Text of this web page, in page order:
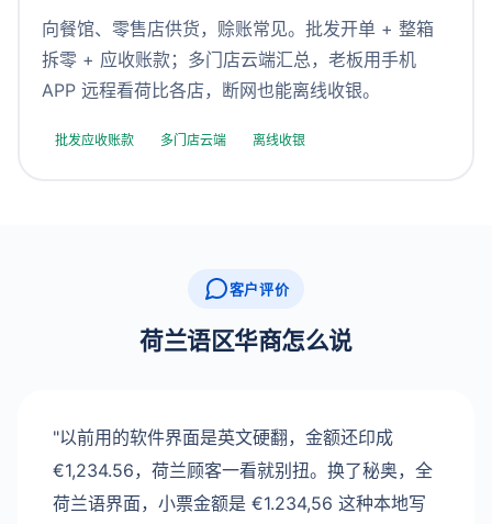
向餐馆、零售店供货，赊账常见。批发开单 + 整箱
拆零 + 应收账款；多门店云端汇总，老板用手机
APP 远程看荷比各店，断网也能离线收银。
批发应收账款 多门店云端 离线收银
客户评价
荷兰语区华商怎么说
"以前用的软件界面是英文硬翻，金额还印成
€1,234.56，荷兰顾客一看就别扭。换了秘奥，全
荷兰语界面，小票金额是 €1.234,56 这种本地写